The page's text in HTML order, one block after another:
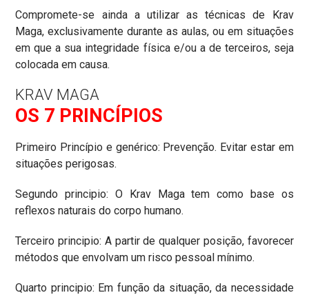
Compromete-se ainda a utilizar as técnicas de Krav
Maga, exclusivamente durante as aulas, ou em situações
em que a sua integridade física e/ou a de terceiros, seja
colocada em causa.
KRAV MAGA
OS 7 PRINCÍPIOS
Primeiro Princípio e genérico: Prevenção. Evitar estar em
situações perigosas.
Segundo principio: O Krav Maga tem como base os
reflexos naturais do corpo humano.
Terceiro principio: A partir de qualquer posição, favorecer
métodos que envolvam um risco pessoal mínimo.
Quarto principio: Em função da situação, da necessidade